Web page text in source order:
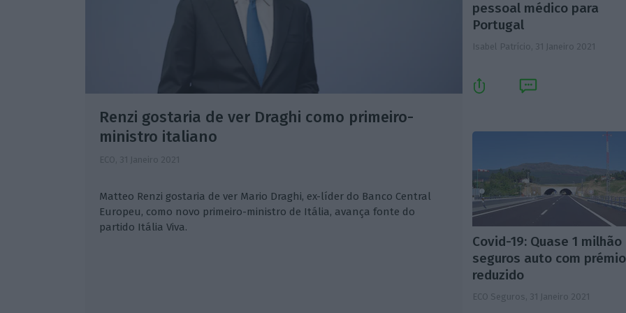
Renzi gostaria de ver Draghi como primeiro-
ministro italiano
ECO, 31 Janeiro 2021
Matteo Renzi gostaria de ver Mario Draghi, ex-líder do Banco Central
Europeu, como novo primeiro-ministro de Itália, avança fonte do
partido Itália Viva.
pessoal médico para
Portugal
Isabel Patrício, 31 Janeiro 2021
Covid-19: Quase 1 milhão
seguros auto com prémio
reduzido
ECO Seguros, 31 Janeiro 2021